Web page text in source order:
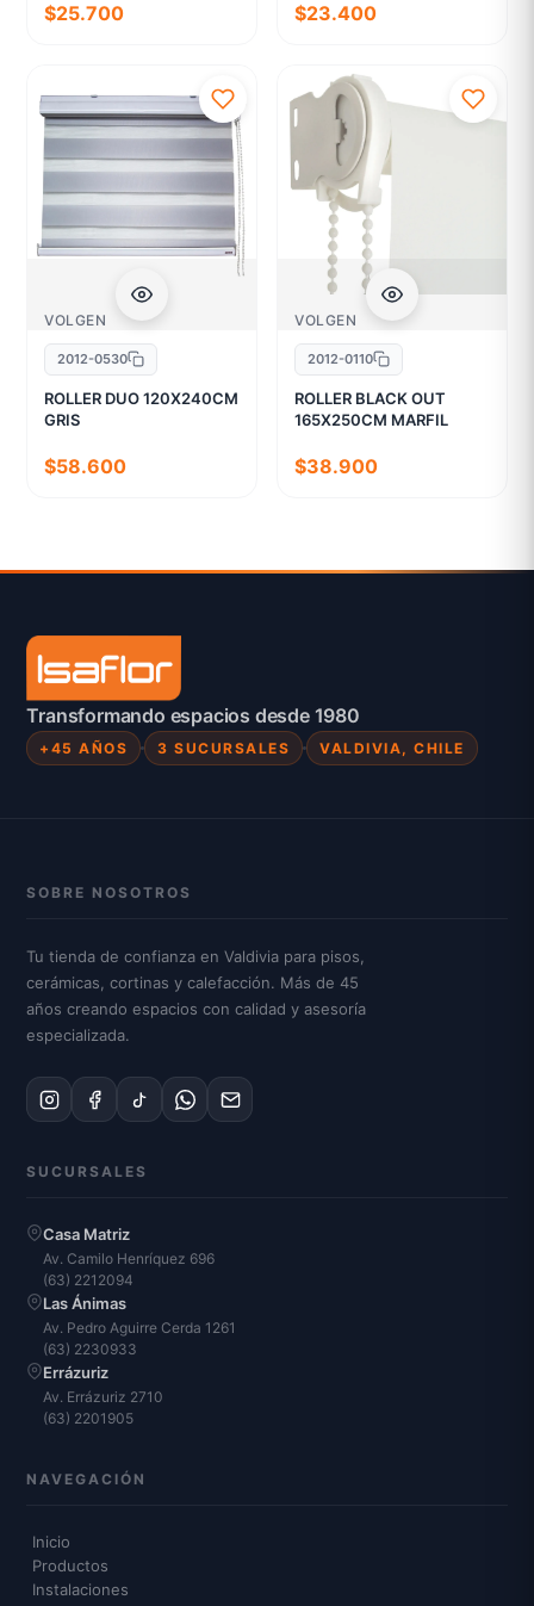
$25.700 $23.400
VOLGEN
2012-0530
ROLLER DUO 120X240CM
GRIS
$58.600
VOLGEN
2012-0110
ROLLER BLACK OUT
165X250CM MARFIL
$38.900
Transformando espacios desde 1980
+45 AÑOS 3 SUCURSALES VALDIVIA, CHILE
SOBRE NOSOTROS
Tu tienda de confianza en Valdivia para pisos,
cerámicas, cortinas y calefacción. Más de 45
años creando espacios con calidad y asesoría
especializada.
SUCURSALES
Casa Matriz
Av. Camilo Henríquez 696
(63) 2212094
Las Ánimas
Av. Pedro Aguirre Cerda 1261
(63) 2230933
Errázuriz
Av. Errázuriz 2710
(63) 2201905
NAVEGACIÓN
Inicio
Productos
Instalaciones